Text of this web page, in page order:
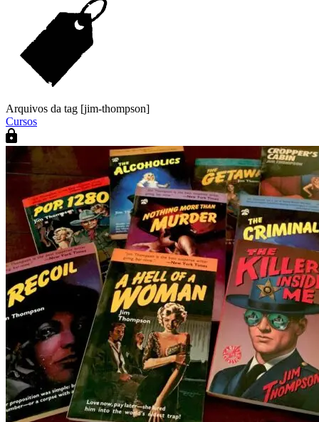
Arquivos da tag [jim-thompson]
Cursos